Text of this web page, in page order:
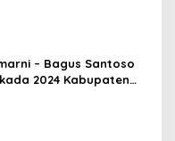
– Bagus Santoso
2024 Kabupaten